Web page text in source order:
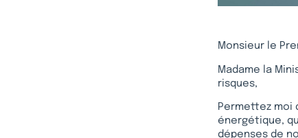
Monsieur le
Madame la
risques,
Permettez
énergétique,
dépenses de